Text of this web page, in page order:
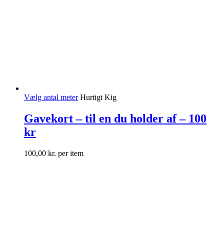
Vælg antal meter Hurtigt Kig
Gavekort – til en du holder af – 100
kr
100,00 kr. per item